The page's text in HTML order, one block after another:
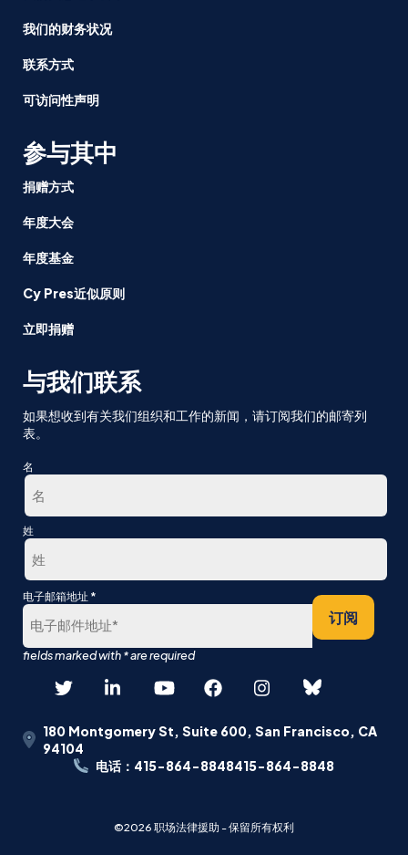
我们的财务状况
联系方式
可访问性声明
参与其中
捐赠方式
年度大会
年度基金
Cy Pres近似原则
立即捐赠
与我们联系
如果想收到有关我们组织和工作的新闻，请订阅我们的邮寄列
表。
名
第
一
姓
最
后
电子邮箱地址 *
订阅
180 Montgomery St, Suite 600, San Francisco, CA
94104
电话：415-864-8848415-864-8848
©2026 职场法律援助 - 保留所有权利